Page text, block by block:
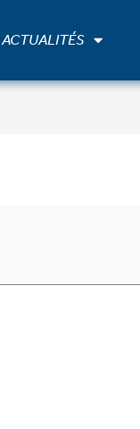
ACTUALITÉS